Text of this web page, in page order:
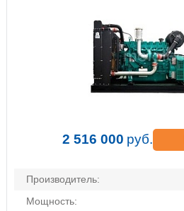
2 516 000 руб.
Производитель:
Мощность: